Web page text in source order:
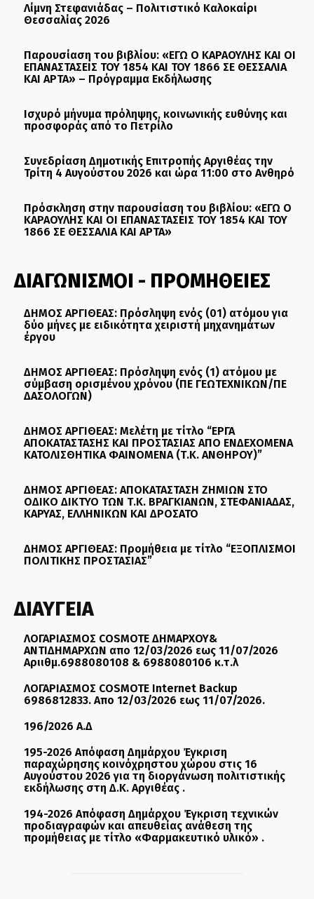
Λίμνη Στεφανιάδας – Πολιτιστικό Καλοκαίρι
Θεσσαλίας 2026
Παρουσίαση του βιβλίου: «ΕΓΩ Ο ΚΑΡΑΟΥΛΗΣ ΚΑΙ ΟΙ
ΕΠΑΝΑΣΤΑΣΕΙΣ ΤΟΥ 1854 ΚΑΙ ΤΟΥ 1866 ΣΕ ΘΕΣΣΑΛΙΑ
ΚΑΙ ΑΡΤΑ» – Πρόγραμμα Εκδήλωσης
Ισχυρό μήνυμα πρόληψης, κοινωνικής ευθύνης και
προσφοράς από το Πετρίλο
Συνεδρίαση Δημοτικής Επιτροπής Αργιθέας την
Τρίτη 4 Αυγούστου 2026 και ώρα 11:00 στο Ανθηρό
Πρόσκληση στην παρουσίαση του βιβλίου: «ΕΓΩ Ο
ΚΑΡΑΟΥΛΗΣ ΚΑΙ ΟΙ ΕΠΑΝΑΣΤΑΣΕΙΣ ΤΟΥ 1854 ΚΑΙ ΤΟΥ
1866 ΣΕ ΘΕΣΣΑΛΙΑ ΚΑΙ ΑΡΤΑ»
ΔΙΑΓΩΝΙΣΜΟΙ - ΠΡΟΜΗΘΕΙΕΣ
ΔΗΜΟΣ ΑΡΓΙΘΕΑΣ: Πρόσληψη ενός (01) ατόμου για
δύο μήνες με ειδικότητα χειριστή μηχανημάτων
έργου
ΔΗΜΟΣ ΑΡΓΙΘΕΑΣ: Πρόσληψη ενός (1) ατόμου με
σύμβαση ορισμένου χρόνου (ΠΕ ΓΕΩΤΕΧΝΙΚΩΝ/ΠΕ
ΔΑΣΟΛΟΓΩΝ)
ΔΗΜΟΣ ΑΡΓΙΘΕΑΣ: Μελέτη με τίτλο “ΕΡΓΑ
ΑΠΟΚΑΤΑΣΤΑΣΗΣ ΚΑΙ ΠΡΟΣΤΑΣΙΑΣ ΑΠΟ ΕΝΔΕΧΟΜΕΝΑ
ΚΑΤΟΛΙΣΘΗΤΙΚΑ ΦΑΙΝΟΜΕΝΑ (Τ.Κ. ΑΝΘΗΡΟΥ)”
ΔΗΜΟΣ ΑΡΓΙΘΕΑΣ: ΑΠΟΚΑΤΑΣΤΑΣΗ ΖΗΜΙΩΝ ΣΤΟ
ΟΔΙΚΟ ΔΙΚΤΥΟ ΤΩΝ Τ.Κ. ΒΡΑΓΚΙΑΝΩΝ, ΣΤΕΦΑΝΙΑΔΑΣ,
ΚΑΡΥΑΣ, ΕΛΛΗΝΙΚΩΝ ΚΑΙ ΔΡΟΣΑΤΟ
ΔΗΜΟΣ ΑΡΓΙΘΕΑΣ: Προμήθεια με τίτλο “ΕΞΟΠΛΙΣΜΟΙ
ΠΟΛΙΤΙΚΗΣ ΠΡΟΣΤΑΣΙΑΣ”
ΔΙΑΥΓΕΙΑ
ΛΟΓΑΡΙΑΣΜΟΣ COSMOTE ΔΗΜΑΡΧΟΥ&
ΑΝΤΙΔΗΜΑΡΧΩΝ απο 12/03/2026 εως 11/07/2026
Αριιθμ.6988080108 & 6988080106 κ.τ.λ
ΛΟΓΑΡΙΑΣΜΟΣ COSMOTE Internet Backup
6986812833. Απο 12/03/2026 εως 11/07/2026.
196/2026 Α.Δ
195-2026 Απόφαση Δημάρχου Έγκριση
παραχώρησης κοινόχρηστου χώρου στις 16
Αυγούστου 2026 για τη διοργάνωση πολιτιστικής
εκδήλωσης στη Δ.Κ. Αργιθέας .
194-2026 Απόφαση Δημάρχου Έγκριση τεχνικών
προδιαγραφών και απευθείας ανάθεση της
προμήθειας με τίτλο «Φαρμακευτικό υλικό» .